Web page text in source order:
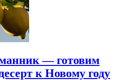
— готовим
к Новому году